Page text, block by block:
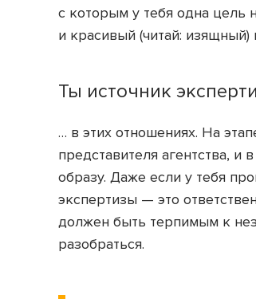
с которым у тебя одна цель
и красивый (читай: изящный)
Ты источник
… в этих отношениях. На
представителя агентства,
образу. Даже если у тебя
экспертизы — это
должен быть терпимым к
разобраться.